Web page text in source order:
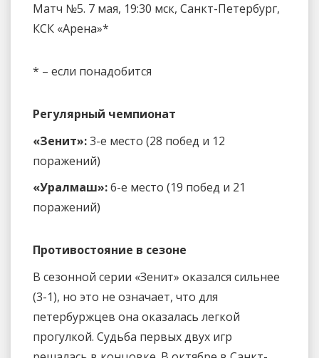
Матч №5. 7 мая, 19:30 мск, Санкт-Петербург,
КСК «Арена»*
* – если понадобится
Регулярный чемпионат
«Зенит»:3-е место (28 побед и 12
поражений)
«Уралмаш»:6-е место (19 побед и 21
поражений)
Противостояние в сезоне
В сезонной серии «Зенит» оказался сильнее
(3-1), но это не означает, что для
петербуржцев она оказалась легкой
прогулкой. Судьба первых двух игр